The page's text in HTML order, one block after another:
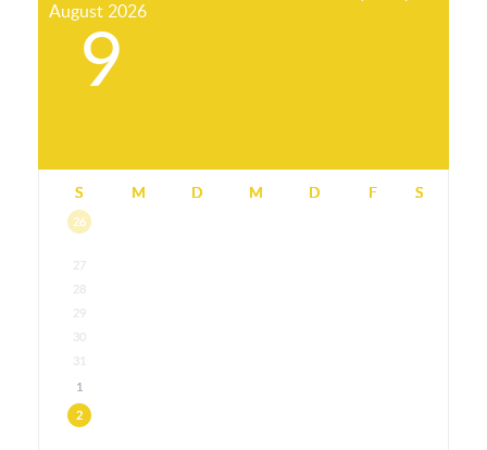
August 2026
9
S M D M D F S
26
27
28
29
30
31
1
2